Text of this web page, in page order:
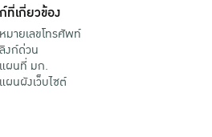
ที่เกี่ยวข้อง
หมายเลขโทรศัพท์
ลิงก์ด่วน
แผนที่ มก.
แผนผังเว็บไซต์